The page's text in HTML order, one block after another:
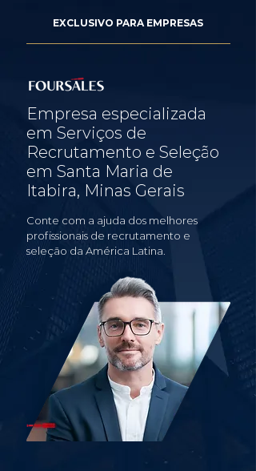
EXCLUSIVO PARA EMPRESAS
Empresa especializada
em Serviços de
Recrutamento e Seleção
em Santa Maria de
Itabira, Minas Gerais
Conte com a ajuda dos melhores
profissionais de recrutamento e
seleção da América Latina.